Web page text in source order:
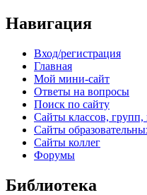
Навигация
Вход/регистрация
Главная
Мой мини-сайт
Ответы на вопросы
Поиск по сайту
Сайты классов, групп,
Сайты
Сайты коллег
Форумы
Библиотека